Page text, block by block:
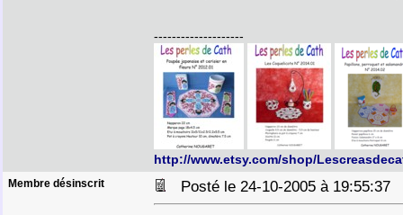
--------------------
http://www.etsy.com/shop/
Membre désinscrit Posté le 24-10-2005 à 19:55:37